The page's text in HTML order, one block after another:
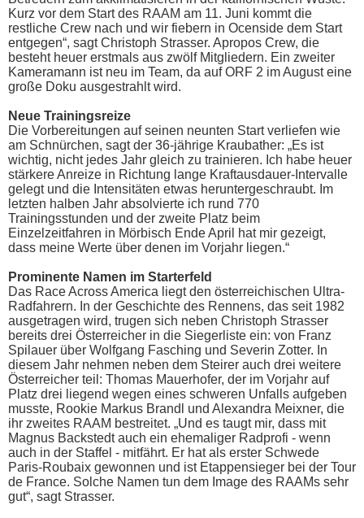
Kurz vor dem Start des RAAM am 11. Juni kommt die
restliche Crew nach und wir fiebern in Ocenside dem Start
entgegen“, sagt Christoph Strasser. Apropos Crew, die
besteht heuer erstmals aus zwölf Mitgliedern. Ein zweiter
Kameramann ist neu im Team, da auf ORF 2 im August eine
große Doku ausgestrahlt wird.
Neue Trainingsreize
Die Vorbereitungen auf seinen neunten Start verliefen wie
am Schnürchen, sagt der 36-jährige Kraubather: „Es ist
wichtig, nicht jedes Jahr gleich zu trainieren. Ich habe heuer
stärkere Anreize in Richtung lange Kraftausdauer-Intervalle
gelegt und die Intensitäten etwas heruntergeschraubt. Im
letzten halben Jahr absolvierte ich rund 770
Trainingsstunden und der zweite Platz beim
Einzelzeitfahren in Mörbisch Ende April hat mir gezeigt,
dass meine Werte über denen im Vorjahr liegen.“
Prominente Namen im Starterfeld
Das Race Across America liegt den österreichischen Ultra-
Radfahrern. In der Geschichte des Rennens, das seit 1982
ausgetragen wird, trugen sich neben Christoph Strasser
bereits drei Österreicher in die Siegerliste ein: von Franz
Spilauer über Wolfgang Fasching und Severin Zotter. In
diesem Jahr nehmen neben dem Steirer auch drei weitere
Österreicher teil: Thomas Mauerhofer, der im Vorjahr auf
Platz drei liegend wegen eines schweren Unfalls aufgeben
musste, Rookie Markus Brandl und Alexandra Meixner, die
ihr zweites RAAM bestreitet. „Und es taugt mir, dass mit
Magnus Backstedt auch ein ehemaliger Radprofi - wenn
auch in der Staffel - mitfährt. Er hat als erster Schwede
Paris-Roubaix gewonnen und ist Etappensieger bei der Tour
de France. Solche Namen tun dem Image des RAAMs sehr
gut“, sagt Strasser.